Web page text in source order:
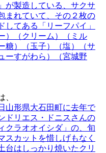
製造している、サクサ
まれていて、その２枚の
てある「リーフパイ」
）（クリーム）（ミル
糖）（玉子）（塩）（サ
ーすがわら）（宮城野
山形県大石田町に去年で
ドリエス・ドニスさんの
クラオオイシダ」の、旬
スカットを惜しげもなく
台はしっかり焼いたクリ